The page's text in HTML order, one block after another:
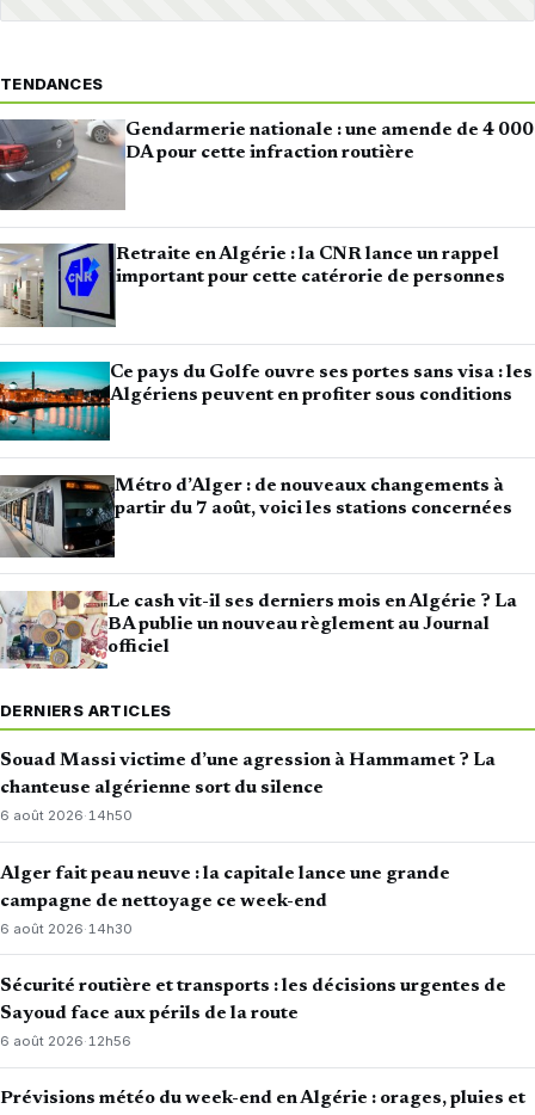
TENDANCES
Gendarmerie nationale : une amende de 4 000
DA pour cette infraction routière
Retraite en Algérie : la CNR lance un rappel
important pour cette catérorie de personnes
Ce pays du Golfe ouvre ses portes sans visa : les
Algériens peuvent en profiter sous conditions
Métro d’Alger : de nouveaux changements à
partir du 7 août, voici les stations concernées
Le cash vit-il ses derniers mois en Algérie ? La
BA publie un nouveau règlement au Journal
officiel
DERNIERS ARTICLES
Souad Massi victime d’une agression à Hammamet ? La
chanteuse algérienne sort du silence
6 août 2026·14h50
Alger fait peau neuve : la capitale lance une grande
campagne de nettoyage ce week-end
6 août 2026· 14h30
Sécurité routière et transports : les décisions urgentes de
Sayoud face aux périls de la route
6 août 2026·12h56
Prévisions météo du week-end en Algérie : orages, pluies et